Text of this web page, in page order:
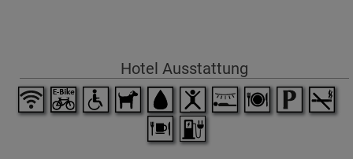
Hotel Ausstattung